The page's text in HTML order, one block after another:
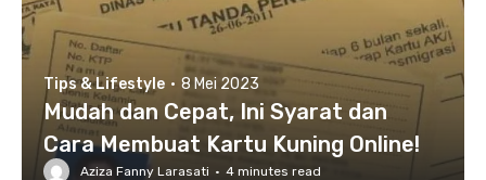
Tips & Lifestyle · 8 Mei 2023
Mudah dan Cepat, Ini Syarat dan
Cara Membuat Kartu Kuning Online!
Aziza Fanny Larasati · 4 minutes read